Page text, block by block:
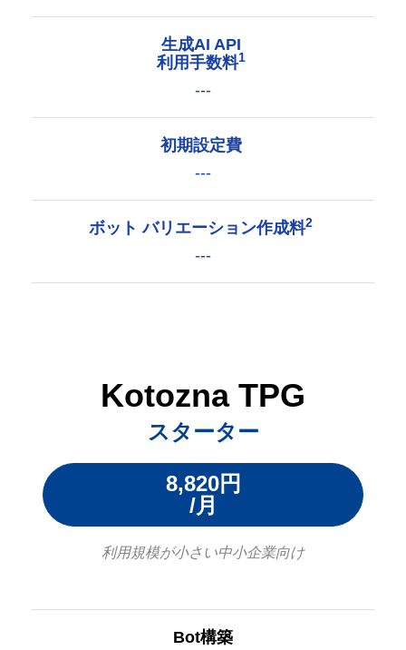
生成AI API
利用手数料1
---
初期設定費
---
ボット バリエーション作成料2
---
Kotozna TPG
スターター
8,820円
/月
利用規模が小さい中小企業向け
Bot構築